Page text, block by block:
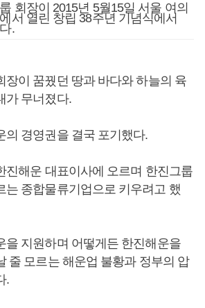
회장이 2015년 5월15일 서울 여의
서 열린 창립 38주년 기념식에서
.
장이 꿈꿨던 땅과 바다와 하늘의 육
가 무너졌다.
의 경영권을 결국 포기했다.
진해운 대표이사에 오르며 한진그룹
는 종합물류기업으로 키우려고 했
을 지원하며 어떻게든 한진해운을
줄 모르는 해운업 불황과 정부의 압
.